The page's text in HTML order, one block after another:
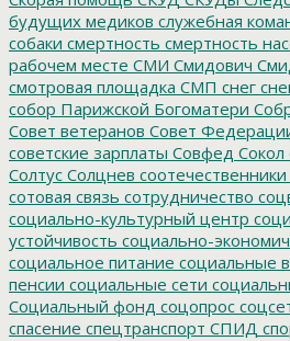
будущих медиков служебная
собаки смертность смертность
рабочем месте СМИ Смидович
смотровая площадка СМП снег
собор Парижской Богоматери
Совет ветеранов Совет
советские зарплаты Совфед Сокол
Солтус Солцнев соотечественники
сотовая связь сотрудничество
социально-культурный центр
устойчивость социально-
социальное питание социальные
пенсии социальные сети
Социальный фонд соцопрос
спасение спецтранспорт СПИД